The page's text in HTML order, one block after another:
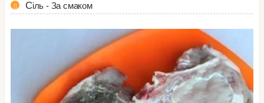
Сіль - За смаком